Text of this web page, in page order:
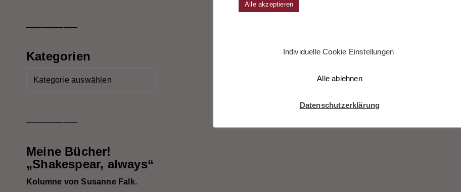
Kategorien
Meine Bücher!
„Shakespear, always“
Kolumne von Susanne Falk.
Alle akzeptieren
Individuelle Cookie Einstellungen
Alle ablehnen
Datenschutzerklärung